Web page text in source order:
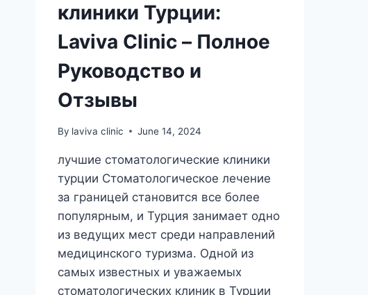
клиники Турции:
Laviva Clinic – Полное
Руководство и
Отзывы
By laviva clinic June 14, 2024
лучшие стоматологические клиники
турции Стоматологическое лечение
за границей становится все более
популярным, и Турция занимает одно
из ведущих мест среди направлений
медицинского туризма. Одной из
самых известных и уважаемых
стоматологических клиник в Турции